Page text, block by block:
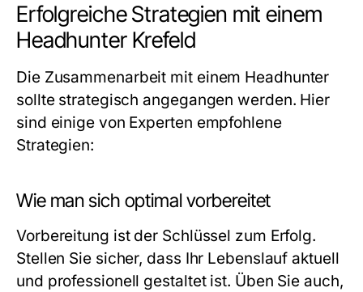
Erfolgreiche Strategien mit einem
Headhunter Krefeld
Die Zusammenarbeit mit einem Headhunter
sollte strategisch angegangen werden. Hier
sind einige von Experten empfohlene
Strategien:
Wie man sich optimal vorbereitet
Vorbereitung ist der Schlüssel zum Erfolg.
Stellen Sie sicher, dass Ihr Lebenslauf aktuell
und professionell gestaltet ist. Üben Sie auch,